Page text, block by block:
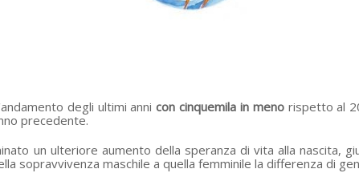
degli ultimi annicon cinquemila in menorispetto al
precedente.
un ulteriore aumento della speranza di vita alla nascita,
sopravvivenza maschile a quella femminile la differenza di